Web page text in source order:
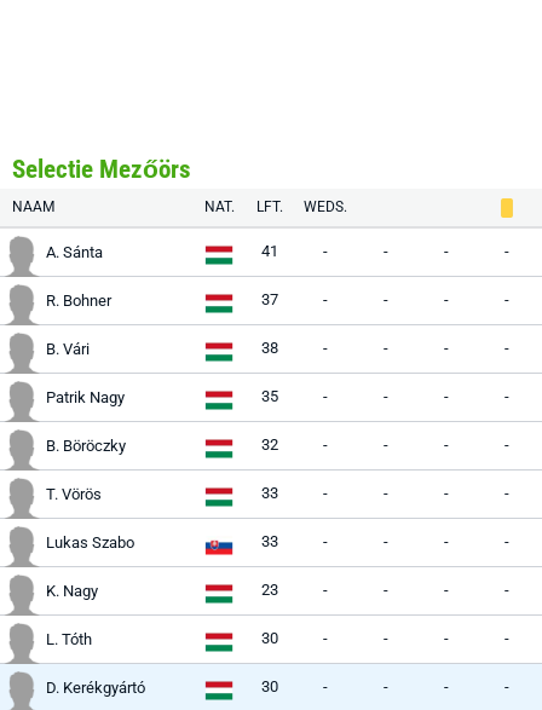
Selectie Mezőörs
NAAM NAT. LFT. WEDS.
A. Sánta 41 - - - -
R. Bohner 37 - - - -
B. Vári 38 - - - -
Patrik Nagy 35 - - - -
B. Böröczky 32 - - - -
T. Vörös 33 - - - -
Lukas Szabo 33 - - - -
K. Nagy 23 - - - -
L. Tóth 30 - - - -
D. Kerékgyártó 30 - - - -